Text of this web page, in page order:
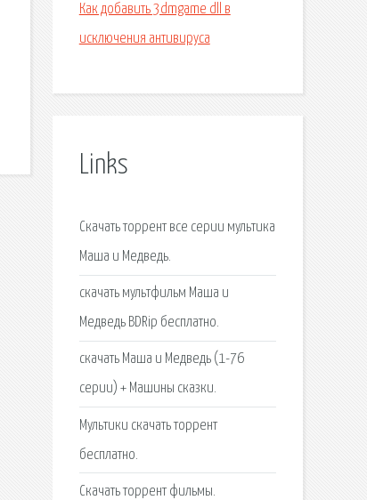
Как добавить 3dmgame dll в
исключения антивируса
Links
Скачать торрент все серии мультика
Маша и Медведь.
скачать мультфильм Маша и
Медведь BDRip бесплатно.
скачать Маша и Медведь (1-76
серии) + Машины сказки.
Мультики скачать торрент
бесплатно.
Скачать торрент фильмы.